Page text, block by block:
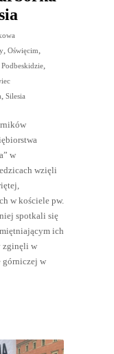
, Oświęcim
,
Silesia
w
wzięli
w kościele pw.
spotkali się
ich
zginęli w
w